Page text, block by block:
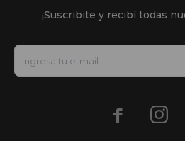
¡Suscribite y recibí todas
 